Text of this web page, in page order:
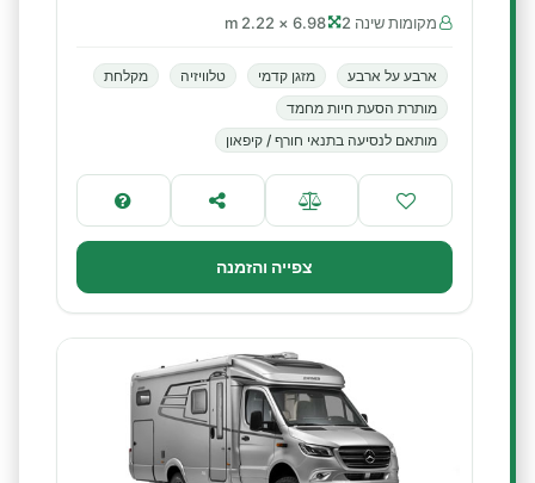
מקומות שינה 2 6.98 × 2.22 m
ארבע על ארבע מזגן קדמי טלוויזיה
מקלחת
מותרת הסעת חיות מחמד
מותאם לנסיעה בתנאי חורף / קיפאון
צפייה והזמנה